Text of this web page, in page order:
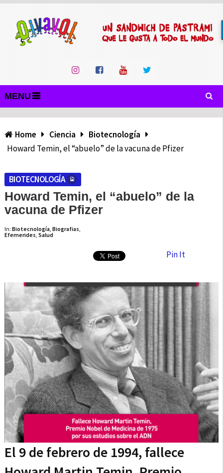
MENU
Home Ciencia
Biotecnología
Howard Temin, el “abuelo” de la vacuna de Pfizer
BIOTECNOLOGÍA
Howard Temin, el “abuelo” de la
vacuna de Pfizer
In: Biotecnología, Biografias,
Efemerides, Salud
Pin It
El 9 de febrero de 1994, fallece